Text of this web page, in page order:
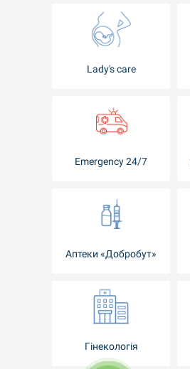
Lady's care
Emergency 24/7
Аптеки «Добробут»
Гінекологія